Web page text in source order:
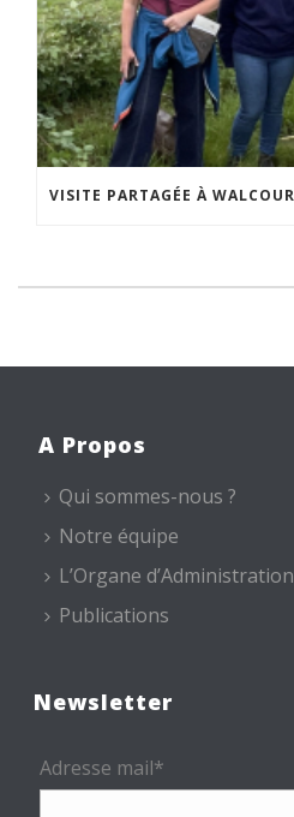
A Propos
Qui sommes-nous ?
Notre équipe
L’Organe d’Administration
Publications
Newsletter
Adresse mail*